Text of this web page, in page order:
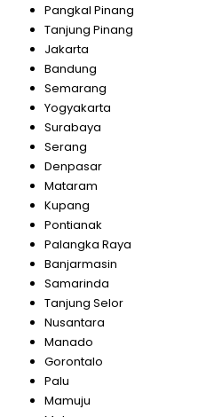
Pangkal Pinang
Tanjung Pinang
Jakarta
Bandung
Semarang
Yogyakarta
Surabaya
Serang
Denpasar
Mataram
Kupang
Pontianak
Palangka Raya
Banjarmasin
Samarinda
Tanjung Selor
Nusantara
Manado
Gorontalo
Palu
Mamuju